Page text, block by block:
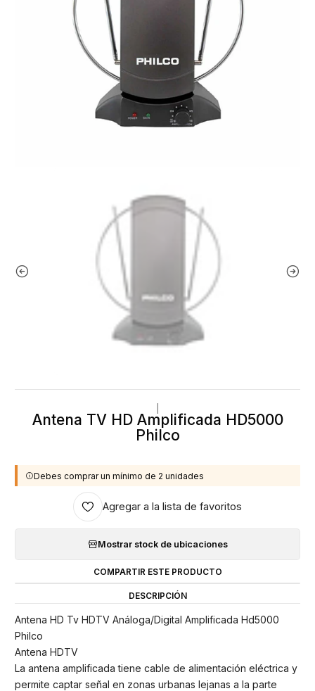
Antena TV HD Amplificada HD5000
Philco
Debes comprar un mínimo de 2 unidades
Agregar a la lista de favoritos
Mostrar stock de ubicaciones
COMPARTIR ESTE PRODUCTO
DESCRIPCIÓN
Antena HD Tv HDTV Análoga/Digital Amplificada Hd5000
Philco
Antena HDTV
La antena amplificada tiene cable de alimentación eléctrica y
permite captar señal en zonas urbanas lejanas a la parte